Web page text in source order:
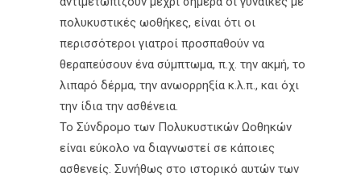
πολυκυστικές ωοθήκες, είναι ότι οι
περισσότεροι γιατροί προσπαθούν να
θεραπεύσουν ένα σύμπτωμα, π.χ. την ακμή, το
λιπαρό δέρμα, την ανωορρηξία κ.λ.π., και όχι
την ίδια την ασθένεια.
Το Σύνδρομο των Πολυκυστικών Ωοθηκών
είναι εύκολο να διαγνωστεί σε κάποιες
ασθενείς. Συνήθως στο ιστορικό αυτών των